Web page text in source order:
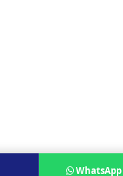
WhatsApp